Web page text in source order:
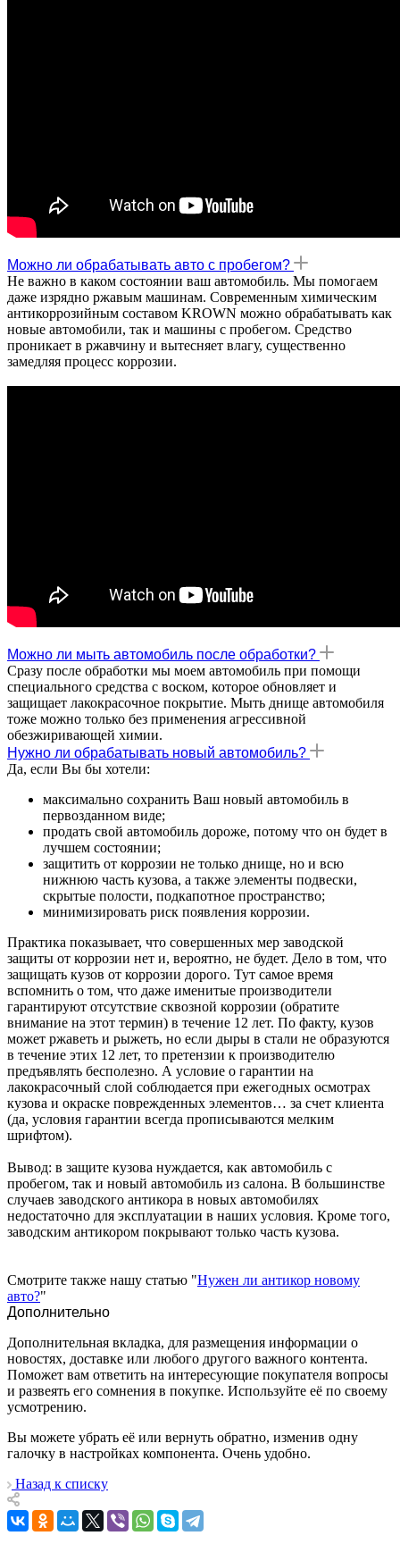
Можно ли обрабатывать авто с пробегом?
Не важно в каком состоянии ваш автомобиль. Мы помогаем
даже изрядно ржавым машинам. Современным химическим
антикоррозийным составом KROWN можно обрабатывать как
новые автомобили, так и машины с пробегом. Средство
проникает в ржавчину и вытесняет влагу, существенно
замедляя процесс коррозии.
Можно ли мыть автомобиль после обработки?
Сразу после обработки мы моем автомобиль при помощи
специального средства с воском, которое обновляет и
защищает лакокрасочное покрытие. Мыть днище автомобиля
тоже можно только без применения агрессивной
обезжиривающей химии.
Нужно ли обрабатывать новый автомобиль?
Да, если Вы бы хотели:
максимально сохранить Ваш новый автомобиль в
первозданном виде;
продать свой автомобиль дороже, потому что он будет в
лучшем состоянии;
защитить от коррозии не только днище, но и всю
нижнюю часть кузова, а также элементы подвески,
скрытые полости, подкапотное пространство;
минимизировать риск появления коррозии.
Практика показывает, что совершенных мер заводской
защиты от коррозии нет и, вероятно, не будет. Дело в том, что
защищать кузов от коррозии дорого. Тут самое время
вспомнить о том, что даже именитые производители
гарантируют отсутствие сквозной коррозии (обратите
внимание на этот термин) в течение 12 лет. По факту, кузов
может ржаветь и рыжеть, но если дыры в стали не образуются
в течение этих 12 лет, то претензии к производителю
предъявлять бесполезно. А условие о гарантии на
лакокрасочный слой соблюдается при ежегодных осмотрах
кузова и окраске поврежденных элементов… за счет клиента
(да, условия гарантии всегда прописываются мелким
шрифтом).
Вывод: в защите кузова нуждается, как автомобиль с
пробегом, так и новый автомобиль из салона. В большинстве
случаев заводского антикора в новых автомобилях
недостаточно для эксплуатации в наших условия. Кроме того,
заводским антикором покрывают только часть кузова.
Смотрите также нашу статью "Нужен ли антикор новому
авто?"
Дополнительно
Дополнительная вкладка, для размещения информации о
новостях, доставке или любого другого важного контента.
Поможет вам ответить на интересующие покупателя вопросы
и развеять его сомнения в покупке. Используйте её по своему
усмотрению.
Вы можете убрать её или вернуть обратно, изменив одну
галочку в настройках компонента. Очень удобно.
Назад к списку